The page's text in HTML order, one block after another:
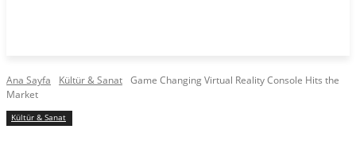
Ana Sayfa Kültür & Sanat Game Changing Virtual Reality Console Hits the
Market
Kültür & Sanat